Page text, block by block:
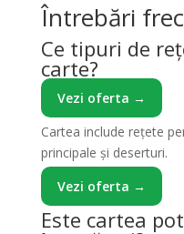
Întrebări
Ce tipuri de
carte?
Vezi oferta →
Cartea include rețete
principale și deserturi.
Vezi oferta →
Este cartea